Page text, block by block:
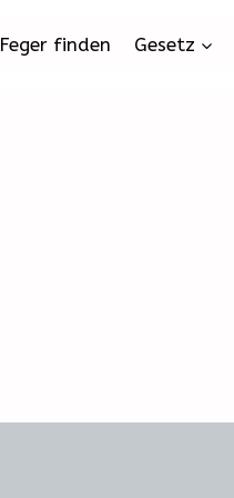
Feger finden Gesetz